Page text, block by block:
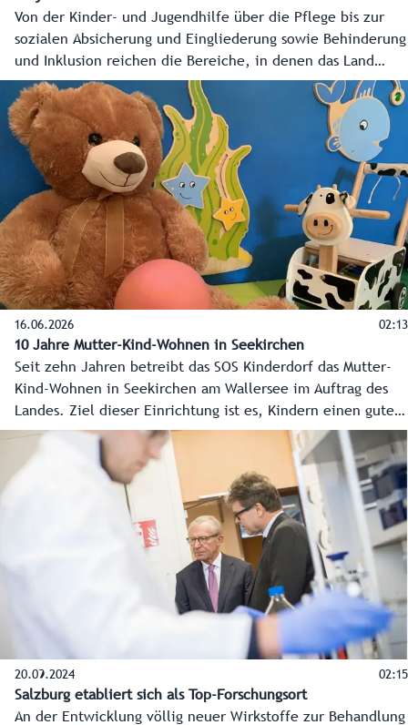
Von der Kinder- und Jugendhilfe über die Pflege bis zur
sozialen Absicherung und Eingliederung sowie Behinderung
und Inklusion reichen die Bereiche, in denen das Land
Salzburg seine Angebote im Jahr 2026 ausbaut. Einige
Beispiele aus den Bezirken erläutert Soziallandesrat
Wolfgang Fürweger im Video.
16.06.2026 02:13
10 Jahre Mutter-Kind-Wohnen in Seekirchen
Seit zehn Jahren betreibt das SOS Kinderdorf das Mutter-
Kind-Wohnen in Seekirchen am Wallersee im Auftrag des
Landes. Ziel dieser Einrichtung ist es, Kindern einen guten
Start ins leben zu ermöglichen und Mütter für ein
selbständiges Leben zu ermutigen. Der Bedarf an diesem
vorübergehenden Zuhause für Mütter und Kinder steigt.
20.09.2024 02:15
Salzburg etabliert sich als Top-Forschungsort
An der Entwicklung völlig neuer Wirkstoffe zur Behandlung